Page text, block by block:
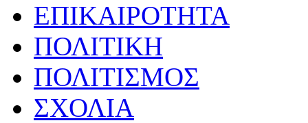
ΕΠΙΚΑΙΡΟΤΗΤΑ
ΠΟΛΙΤΙΚΗ
ΠΟΛΙΤΙΣΜΟΣ
ΣΧΟΛΙΑ